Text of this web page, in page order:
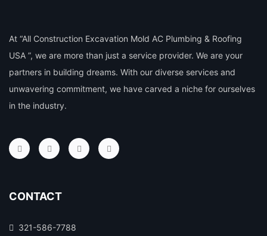
At “All Construction Excavation Mold AC Plumbing & Roofing
USA ”, we are more than just a service provider. We are your
partners in building dreams. With our diverse services and
unwavering commitment, we have carved a niche for ourselves
in the industry.
CONTACT
321-586-7788